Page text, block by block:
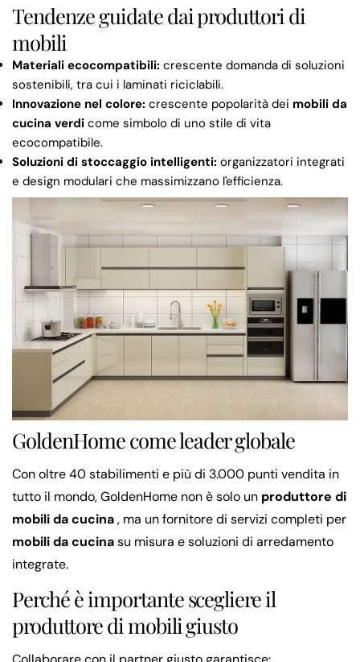
Tendenze guidate dai produttori di
mobili
Materiali ecocompatibili: crescente domanda di soluzioni
sostenibili, tra cui i laminati riciclabili.
Innovazione nel colore: crescente popolarità dei mobili da
cucina verdi come simbolo di uno stile di vita
ecocompatibile.
Soluzioni di stoccaggio intelligenti: organizzatori integrati
e design modulari che massimizzano l'efficienza.
GoldenHome come leader globale
Con oltre 40 stabilimenti e più di 3.000 punti vendita in
tutto il mondo, GoldenHome non è solo un produttore di
mobili da cucina, ma un fornitore di servizi completi per
mobili da cucinasu misura e soluzioni di arredamento
integrate.
Perché è importante scegliere il
produttore di mobili giusto